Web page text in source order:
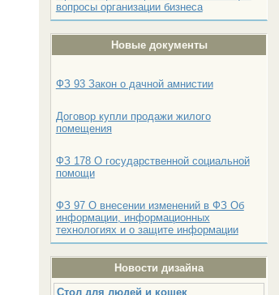
вопросы организации бизнеса
Новые документы
ФЗ 93 Закон о дачной амнистии
Договор купли продажи жилого
помещения
ФЗ 178 О государственной социальной
помощи
ФЗ 97 О внесении изменений в ФЗ Об
информации, информационных
технологиях и о защите информации
Новости дизайна
Стол для людей и кошек